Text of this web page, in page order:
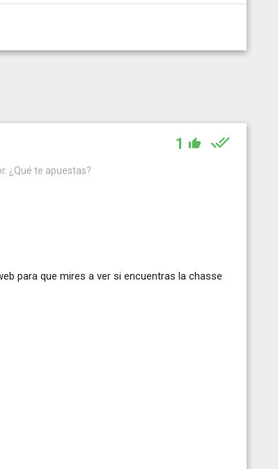
1
¿Qué te apuestas?
para que mires a ver si encuentras la chasse